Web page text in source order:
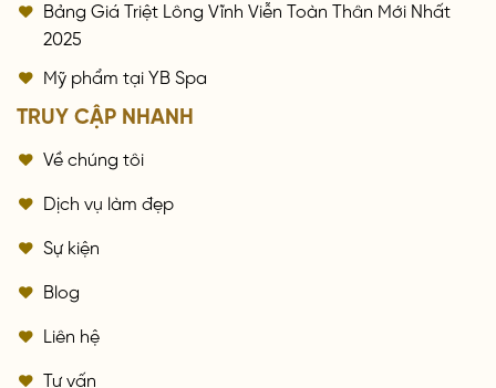
Bảng Giá Triệt Lông Vĩnh Viễn Toàn Thân Mới Nhất
2025
Mỹ phẩm tại YB Spa
TRUY CẬP NHANH
Về chúng tôi
Dịch vụ làm đẹp
Sự kiện
Blog
Liên hệ
Tư vấn